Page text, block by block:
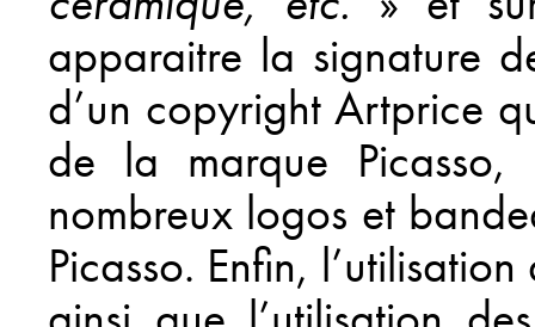
apparaitre la signature
d’un copyright Artprice
de la marque
nombreux logos et
Picasso. Enfin,